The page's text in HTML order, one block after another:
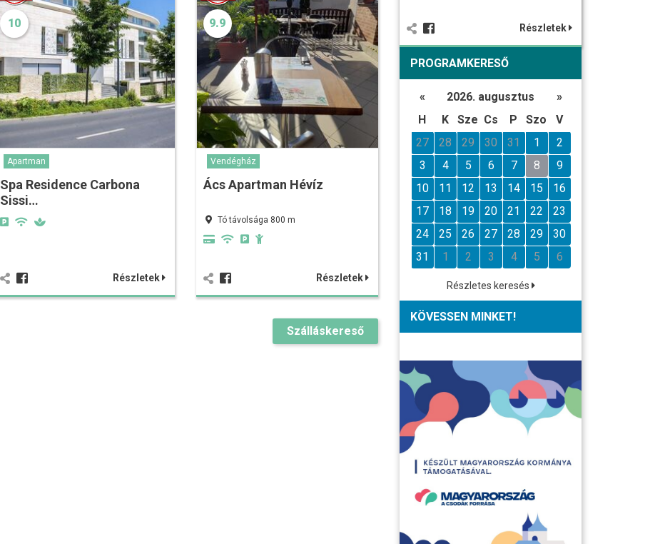
10
Apartman
Spa Residence Carbona
Sissi…
Részletek
9.9
Vendégház
Ács Apartman Hévíz
Tó távolsága 800 m
Részletek
Szálláskereső
Részletek
PROGRAMKERESŐ
« 2026. augusztus
»
H
K Sze Cs P Szo
V
27
28 29 30 31 1
2
3
4 5 6 7 8
9
10
11 12 13 14 15
16
17
18 19 20 21 22
23
24
25 26 27 28 29
30
31
1 2 3 4 5 6
Részletes keresés
KÖVESSEN MINKET!